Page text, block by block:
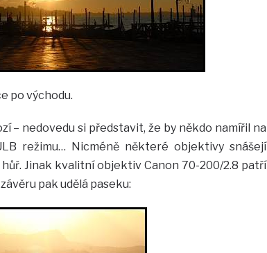
po východu.
– nedovedu si představit, že by někdo namířil na
režimu… Nicméně některé objektivy snášejí
Jinak kvalitní objektiv Canon 70-200/2.8 patří
pak udělá paseku: